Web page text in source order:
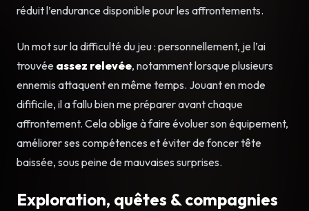
réduit l’endurance disponible pour les affrontements.
Un mot sur la difficulté du jeu : personnellement, je l’ai
trouvée assez relevée, notamment lorsque plusieurs
ennemis attaquent en même temps. Jouant en mode
difificile, il a fallu bien me préparer avant chaque
affrontement. Cela oblige à faire évoluer son équipement,
améliorer ses compétences et éviter de foncer tête
baissée, sous peine de mauvaises surprises.
Exploration, quêtes & compagnies